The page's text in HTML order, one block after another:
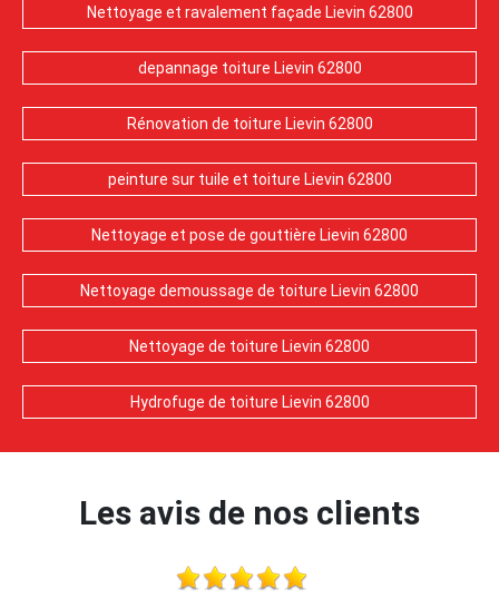
Nettoyage et ravalement façade Lievin 62800
depannage toiture Lievin 62800
Rénovation de toiture Lievin 62800
peinture sur tuile et toiture Lievin 62800
Nettoyage et pose de gouttière Lievin 62800
Nettoyage demoussage de toiture Lievin 62800
Nettoyage de toiture Lievin 62800
Hydrofuge de toiture Lievin 62800
Les avis de nos clients